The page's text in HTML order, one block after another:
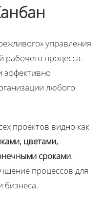
управления
рабочего процесса.
эффективно
любого
проектов видно как
цветами,
сроками.
процессов для
бизнеса.